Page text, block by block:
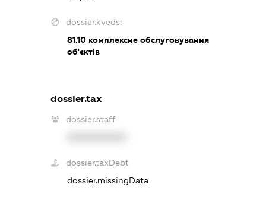
dossier.kveds:
81.10 комплексне обслуговування
об'єктів
dossier.tax
dossier.staff
dossier.taxDebt
dossier.missingData